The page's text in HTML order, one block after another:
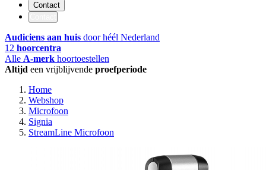
Contact
Audiciens aan huis door héél Nederland
12 hoorcentra
Alle A-merk hoortoestellen
Altijd een vrijblijvende proefperiode
Home
Webshop
Microfoon
Signia
StreamLine Microfoon